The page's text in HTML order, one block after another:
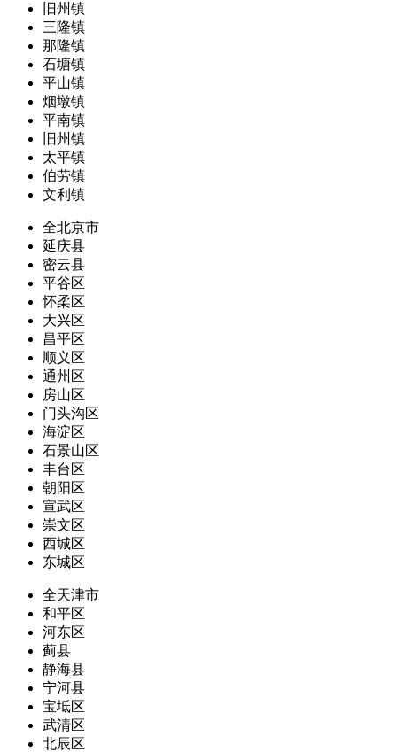
旧州镇
三隆镇
那隆镇
石塘镇
平山镇
烟墩镇
平南镇
旧州镇
太平镇
伯劳镇
文利镇
全北京市
延庆县
密云县
平谷区
怀柔区
大兴区
昌平区
顺义区
通州区
房山区
门头沟区
海淀区
石景山区
丰台区
朝阳区
宣武区
崇文区
西城区
东城区
全天津市
和平区
河东区
蓟县
静海县
宁河县
宝坻区
武清区
北辰区